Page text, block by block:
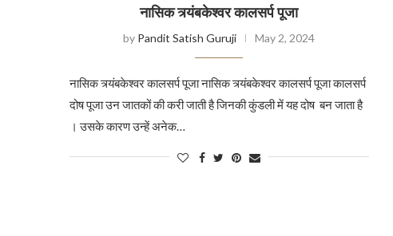
नासिक त्र्यंबकेश्वर कालसर्प पूजा
by Pandit Satish Guruji May 2, 2024
नासिक त्र्यंबकेश्वर कालसर्प पूजा नासिक त्र्यंबकेश्वर कालसर्प पूजा कालसर्प
दोष पूजा उन जातकों की करी जाती है जिनकी कुंडली में यह दोष बन जाता है
। उसके कारण उन्हें अनेक…